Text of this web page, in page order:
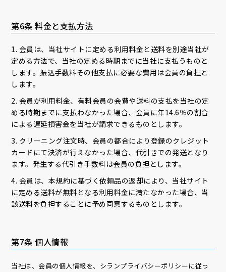
第6条 料金と支払方法
1. 会員は、当社サイトに定める利用料金と送料を別途当社が
定める方法で、当社の定める時期までに当社に支払うものと
します。振込手数料その他支払に必要な費用は会員の負担と
します。
2. 会員が利用料金、有料会員の会費や送料の支払を当社の定
める時期までに支払わなかった場合、会員に年14.6％の割合
による遅延損害金を当社が請求できるものとします。
3. クリーニング注文時、会員の都合により登録のクレジット
カードにて決済が行えなかった場合、代引きでの発送となり
ます。発生する代引き手数料は会員の負担とします。
4. 会員は、本規約に基づく依頼品の返却により、当社サイト
に定める送料が無料となる利用料金に満たなかった場合、当
該送料を負担することに予め同意するものとします。
第7条 個人情報
当社は、会員の個人情報を、シランプライバシーポリシーに従っ